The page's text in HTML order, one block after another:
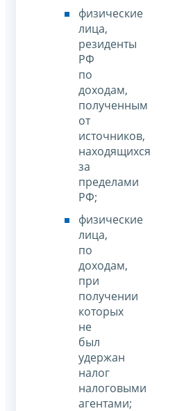
физические
лица,
резиденты
РФ
по
доходам,
полученным
от
источников,
находящихся
за
пределами
РФ;
физические
лица,
по
доходам,
при
получении
которых
не
был
удержан
налог
налоговыми
агентами;